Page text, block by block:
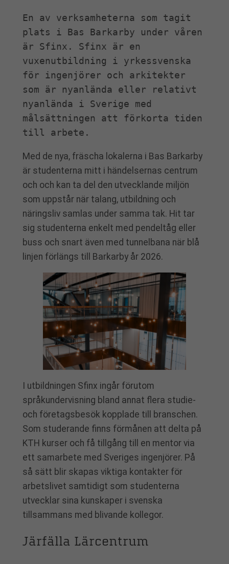
En av verksamheterna som tagit
plats i Bas Barkarby under våren
är Sfinx. Sfinx är en
vuxenutbildning i yrkessvenska
för ingenjörer och arkitekter
som är nyanlända eller relativt
nyanlända i Sverige med
målsättningen att förkorta tiden
till arbete.
Med de nya, fräscha lokalerna i Bas Barkarby
är studenterna mitt i händelsernas centrum
och och kan ta del den utvecklande miljön
som uppstår när talang, utbildning och
näringsliv samlas under samma tak. Hit tar
sig studenterna enkelt med pendeltåg eller
buss och snart även med tunnelbana när blå
linjen förlängs till Barkarby år 2026.
I utbildningen Sfinx ingår förutom
språkundervisning bland annat flera studie-
och företagsbesök kopplade till branschen.
Som studerande finns förmånen att delta på
KTH kurser och få tillgång till en mentor via
ett samarbete med Sveriges ingenjörer. På
så sätt blir skapas viktiga kontakter för
arbetslivet samtidigt som studenterna
utvecklar sina kunskaper i svenska
tillsammans med blivande kollegor.
Järfälla Lärcentrum